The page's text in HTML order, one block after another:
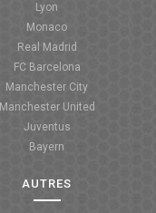
Lyon
Monaco
Real Madrid
FC Barcelona
Manchester City
Manchester United
Juventus
Bayern
AUTRES